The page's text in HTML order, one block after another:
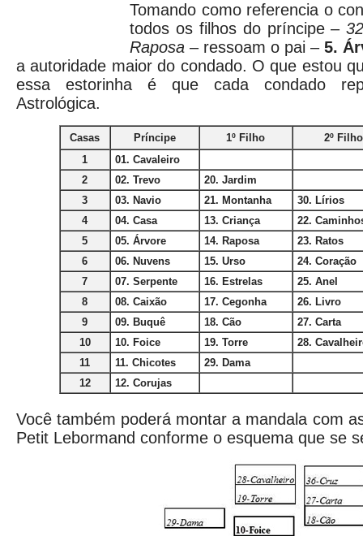
Tomando como referencia o
todos os filhos do príncipe –
Raposa – ressoam o pai – 5.
a autoridade maior do condado. O que estou
essa estorinha é que cada condado
Astrológica.
Casas Príncipe 1º Filho
2º Filho
1
01. Cavaleiro
2
02. Trevo
20. Jardim
3
03. Navio 21. Montanha
30. Lírios
4
04. Casa 13. Criança
22.
5
05. Árvore 14. Raposa
23. Ratos
6
06. Nuvens 15. Urso
24. Coração
7
07. Serpente 16. Estrelas
25. Anel
8
08. Caixão 17. Cegonha
26. Livro
9
09. Buquê 18. Cão
27. Carta
10
10. Foice 19. Torre 28.
11
11. Chicotes
29. Dama
12
12. Corujas
Você também poderá montar a mandala com
Petit Lebormand conforme o esquema que se